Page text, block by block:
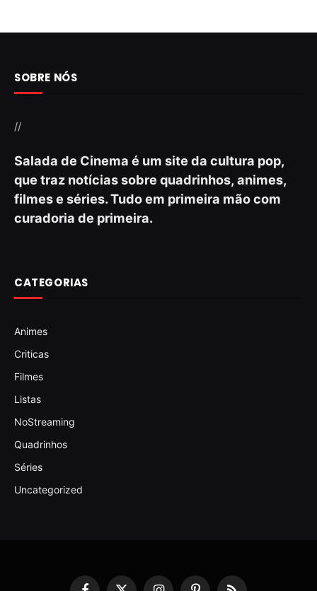
SOBRE NÓS
//
Salada de Cinema é um site da cultura pop,
que traz notícias sobre quadrinhos, animes,
filmes e séries. Tudo em primeira mão com
curadoria de primeira.
CATEGORIAS
Animes
Criticas
Filmes
Listas
NoStreaming
Quadrinhos
Séries
Uncategorized